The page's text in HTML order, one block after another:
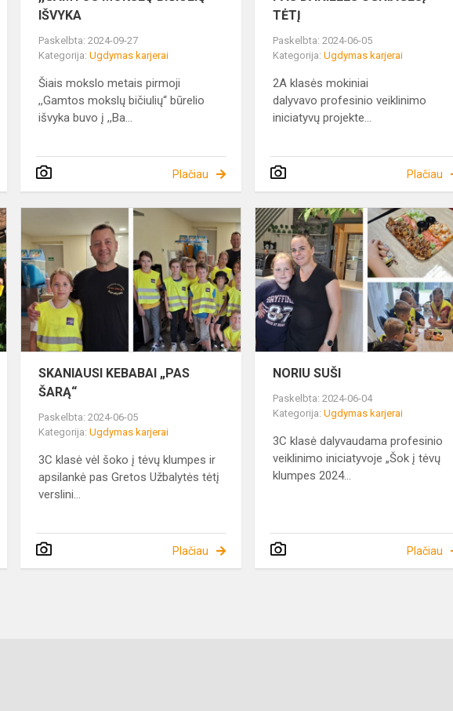
IŠVYKA
Paskelbta: 2024-09-27
Kategorija:Ugdymas karjerai
Šiais mokslo metais pirmoji
,,Gamtos mokslų bičiulių“ būrelio
išvyka buvo į ,,Ba...
Plačiau
TĖTĮ
Paskelbta: 2024-06-05
Kategorija:Ugdymas karjerai
2A klasės mokiniai
dalyvavo profesinio veiklinimo
iniciatyvų projekte...
Plačiau
„ŠOK
Į
TĖVŲ
KLUMPES
2024“
SKANIAUSI
KEBABAI
„PAS
ŠARĄ“
SKANIAUSI KEBABAI „PAS
ŠARĄ“
Paskelbta: 2024-06-05
Kategorija:Ugdymas karjerai
3C klasė vėl šoko į tėvų klumpes ir
apsilankė pas Gretos Užbalytės tėtį
verslini...
Plačiau
NORIU SUŠI
Paskelbta: 2024-06-04
Kategorija:Ugdymas karjerai
3C klasė dalyvaudama profesinio
veiklinimo iniciatyvoje „Šok į tėvų
klumpes 2024...
Plačiau